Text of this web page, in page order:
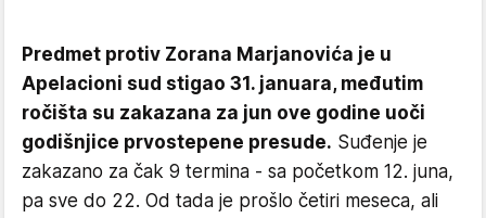
Predmet protiv Zorana Marjanovića je u
Apelacioni sud stigao 31. januara, međutim
ročišta su zakazana za jun ove godine uoči
godišnjice prvostepene presude. Suđenje je
zakazano za čak 9 termina - sa početkom 12. juna,
pa sve do 22. Od tada je prošlo četiri meseca, ali